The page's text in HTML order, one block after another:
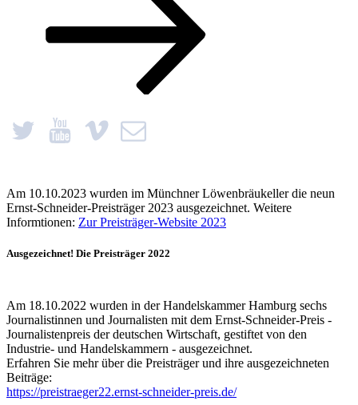
Am 10.10.2023 wurden im Münchner Löwenbräukeller die neun
Ernst-Schneider-Preisträger 2023 ausgezeichnet. Weitere
Informtionen: Zur Preisträger-Website 2023
Ausgezeichnet! Die Preisträger 2022
Am 18.10.2022 wurden in der Handelskammer Hamburg sechs
Journalistinnen und Journalisten mit dem Ernst-Schneider-Preis -
Journalistenpreis der deutschen Wirtschaft, gestiftet von den
Industrie- und Handelskammern - ausgezeichnet.
Erfahren Sie mehr über die Preisträger und ihre ausgezeichneten
Beiträge:
https://preistraeger22.ernst-schneider-preis.de/